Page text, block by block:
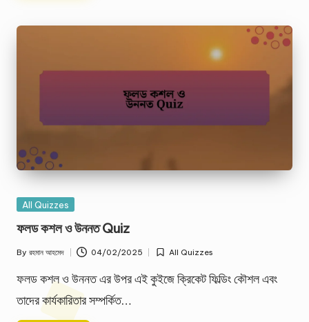
Posted
All Quizzes
ফলড কশল ও উননত Quiz
Posted
By রহমান আহমেদ 04/02/2025
Posted
in
All Quizzes
ফলড কশল ও উননত এর উপর এই কুইজে ক্রিকেট ফিল্ডিং কৌশল এবং
তাদের কার্যকারিতার সম্পর্কিত…